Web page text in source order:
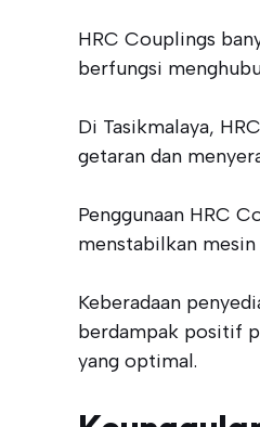
HRC Couplings
berfungsi
Di Tasikmalaya,
getaran dan
Penggunaan HRC
menstabilkan
Keberadaan
berdampak positif
yang optimal.